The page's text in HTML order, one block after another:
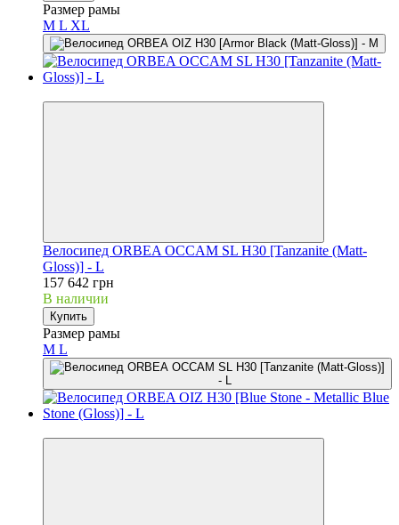
Размер рамы
M L XL
Велосипед ORBEA OCCAM SL H30 [Tanzanite (Matt-
Gloss)] - L
157 642 грн
В наличии
Купить
Размер рамы
M L